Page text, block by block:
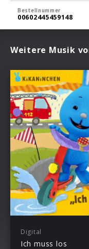
Bestellnummer
00602445459148
Weitere Musik
Digital
Ich muss los